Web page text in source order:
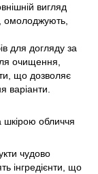
вигляд
омолоджують,
для догляду за
очищення,
що дозволяє
варіанти.
шкірою обличчя
чудово
інгредієнти, що